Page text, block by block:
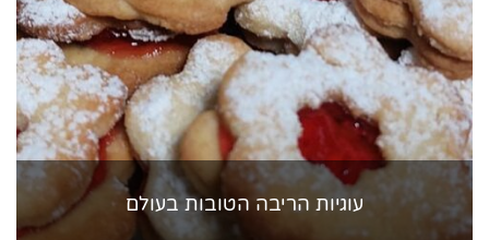
עוגיות הריבה הטובות בעולם